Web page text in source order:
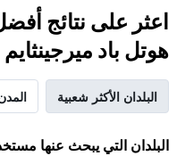
اعثر على نتائج
هوتل باد ميرجينثايم
البلدان الأكثر شعبية
البلدان التي يبحث عنها